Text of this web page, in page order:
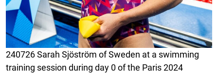
240726 Sarah Sjöström of Sweden at a swimming
training session during day 0 of the Paris 2024